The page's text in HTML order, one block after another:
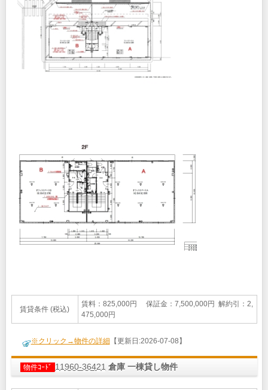
賃貸条件 (税込)
賃料：825,000円 保証金：7,500,000円 解約引：2,
475,000円
※クリック→物件の詳細 【更新日:2026-07-08】
物件ｺｰﾄﾞ 11960-36421 倉庫 一棟貸し物件